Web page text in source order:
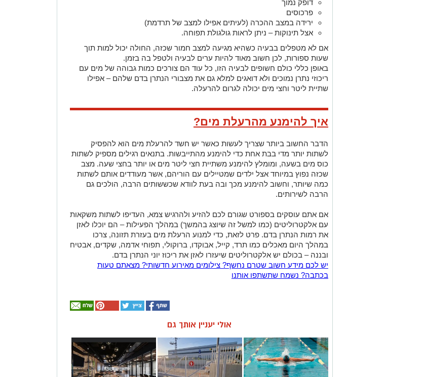
דופק נמוך
פרכוסים
ירידה במצב ההכרה (לעיתים אפילו למצב של תרדמת)
אצל תינוקות – ניתן לראות גולגולת תפוחה.
אם לא מטפלים בבעיה כשהיא מגיעה למצב חמור שכזה, החולה יכול למות תוך
שעות ספורות, לכן חשוב מאוד להיות ערים לבעיה ולטפל בה בזמן.
באופן כללי כולם חשופים לבעיה הזו, כל עוד הם צורכים כמות גבוהה של מים עם
ריכוזי נתרן נמוכים ולא דואגים למלא גם את מצבורי הנתרן בדם שלהם – אפילו
שתיית ליטר וחצי מים יכולה לגרום להרעלה.
איך להימנע מהרעלת מים?
הדבר החשוב ביותר שצריך לעשות כאשר יש חשד להרעלת מים הוא להפסיק
לשתות יותר מדי בבת אחת כדי להימנע מהתייבשות. בתנאים רגילים מספיק לשתות
כוס מים בשעה, ומומלץ להימנע משתיית חצי ליטר מים או יותר בחצי שעה. מצב
שכזה נפוץ במיוחד אצל ילדים שמטיילים עם הוריהם, אשר מעודדים אותם לשתות
כמה שיותר, וחשוב להימנע מכך ובה בעת לוודא שכששותים הרבה, הולכים גם
הרבה לשירותים.
אם אתם עוסקים בספורט שגורם לכם להזיע ולהרגיש צמא, העדיפו לשתות משקאות
עם אלקטרוליטים (כמו למשל זה שיוצג בהמשך) במהלך הפעילות – הם יוכלו לאזן
את רמות הנתרן בדם. פרט לזאת, כדי למנוע הרעלת מים בעזרת תזונה, צרכו
במהלך היום מאכלים כמו תרד, קייל, אבוקדו, ברוקולי, תפוחי אדמה, שקדים, אבטיח
ובננה – בכולם יש אלקטרוליטים שיעזרו לאזן את ריכוז יוני הנתרן בדם.
יש לכם מידע חשוב שטרם נחשף? צילומים מאירוע חדשותי? מצאתם טעות
בכתבה? נשמח שתשתפו אותנו
אולי יעניין אותך גם